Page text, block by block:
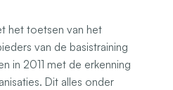
het toetsen van het
van de basistraining
in 2011 met de erkenning
Dit alles onder